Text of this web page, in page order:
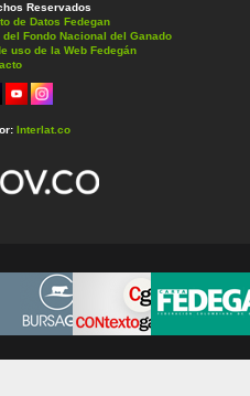
Reservados
de Datos Fedegan
Fondo Nacional del Ganado
uso de la Web Fedegán
Interlat.co